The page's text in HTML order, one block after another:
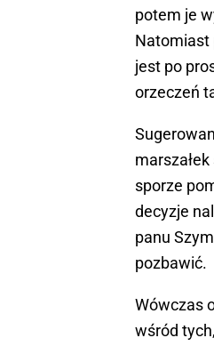
potem je
Natomiast
jest po
orzeczeń
sporze
decyzje
panu
pozbawić.
Wówczas
wśród